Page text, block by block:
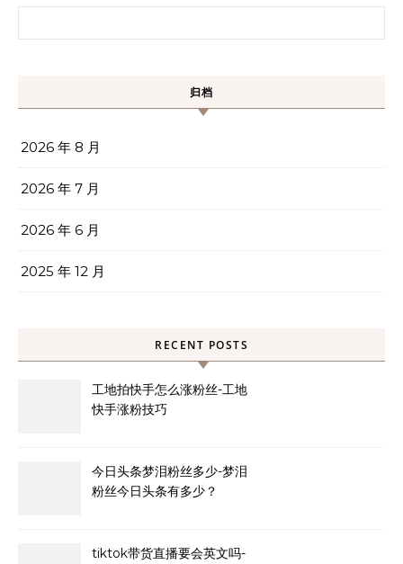
归档
2026 年 8 月
2026 年 7 月
2026 年 6 月
2025 年 12 月
RECENT POSTS
工地拍快手怎么涨粉丝-工地
快手涨粉技巧
今日头条梦泪粉丝多少-梦泪
粉丝今日头条有多少？
tiktok带货直播要会英文吗-